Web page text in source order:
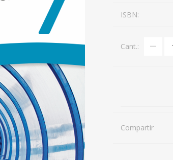
ISBN:
Cant.:
Compartir